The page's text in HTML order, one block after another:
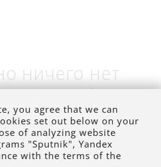
ничего нет
время)
you agree that we can
set out below on your
of analyzing website
"Sputnik", Yandex
with the terms of the